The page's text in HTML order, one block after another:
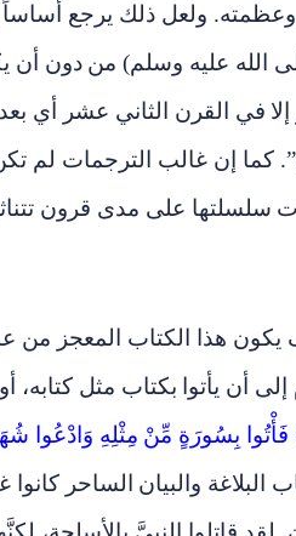
وعظمته. ولعل ذلك يرجع
الله عليه وسلم) من دون أن
في القرن الثاني عشر أي
كما إن غالب الترجمات لم
سلسلتها على مدى قرون
يكون هذا الكتاب المعجز من
أن يأتوا بكتاب مثل كتابه،
فَأْتُوا بِسُورَةٍ مِّنْ مِثْلِهِ وَادْعُوا
والبيان الساحر كانوا